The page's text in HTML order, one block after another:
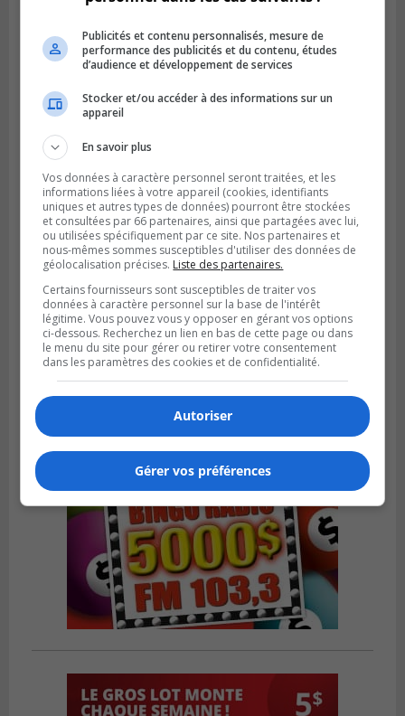
Publié le 27 février 2024 à 15h15
Carignan a un plan pour le locatif
intergénérationnel
BROSSARD
Publié le 23 février 2024 à 10h59
Les candidatures pour le Gala excellence
sont terminées
Publicités et contenu personnalisés, mesure de
performance des publicités et du contenu, études
d’audience et développement de services
Stocker et/ou accéder à des informations sur un
appareil
En savoir plus
Vos données à caractère personnel seront traitées, et les
informations liées à votre appareil (cookies, identifiants
uniques et autres types de données) pourront être stockées
et consultées par 66 partenaires, ainsi que partagées avec lui,
ou utilisées spécifiquement par ce site. Nos partenaires et
nous-mêmes sommes susceptibles d'utiliser des données de
géolocalisation précises. Liste des partenaires.
Certains fournisseurs sont susceptibles de traiter vos
données à caractère personnel sur la base de l'intérêt
légitime. Vous pouvez vous y opposer en gérant vos options
ci-dessous. Recherchez un lien en bas de cette page ou dans
le menu du site pour gérer ou retirer votre consentement
dans les paramètres des cookies et de confidentialité.
Autoriser
Gérer vos préférences